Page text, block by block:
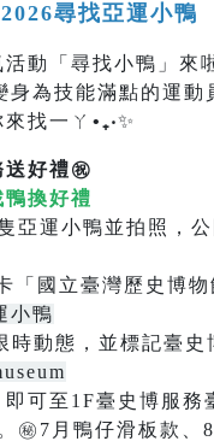
尋找亞運小鴨
動「尋找小鴨」來
身為技能滿點的運動
找一ㄚ •₊‧✨
好禮㊗️
換好禮
亞運小鴨並拍照，
「國立臺灣歷史博物
小鴨
時動態，並標記臺史
可至1F臺史博服務
㊙️ 7月鴨仔滑板款、